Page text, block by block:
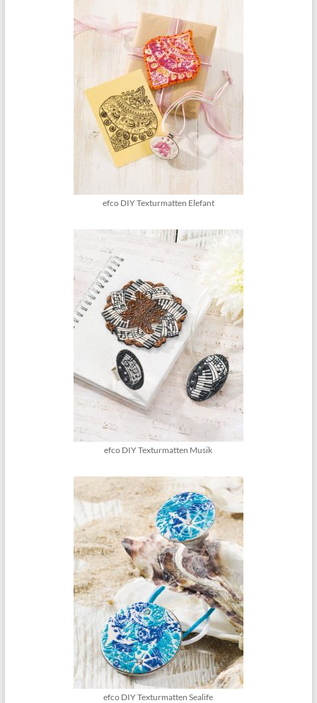
efco DIY Texturmatten Elefant
efco DIY Texturmatten Musik
efco DIY Texturmatten Sealife